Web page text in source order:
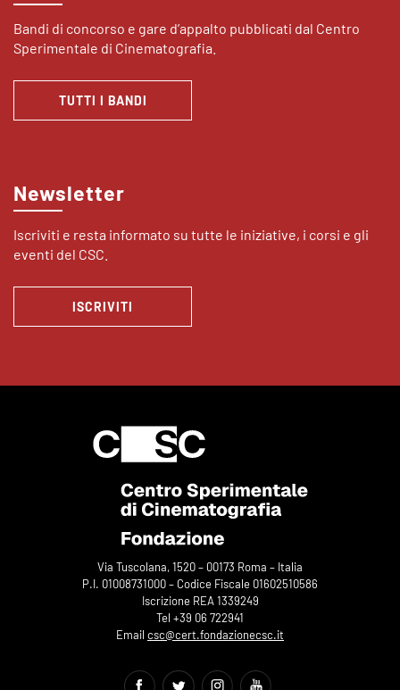
Bandi di concorso e gare d’appalto pubblicati dal Centro
Sperimentale di Cinematografia.
TUTTI I BANDI
Newsletter
Iscriviti e resta informato su tutte le iniziative, i corsi e gli
eventi del CSC.
ISCRIVITI
Via Tuscolana, 1520 – 00173 Roma – Italia
P.I. 01008731000 – Codice Fiscale 01602510586
Iscrizione REA 1339249
Tel +39 06 722941
Email csc@cert.fondazionecsc.it